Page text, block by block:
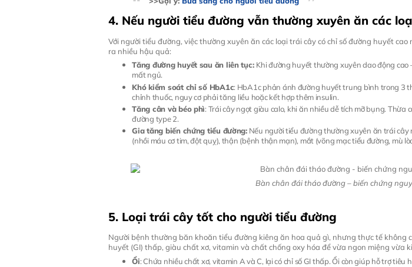
4. Nếu người tiểu đường vẫn thường xuyên ăn các
Với người tiểu đường, việc thường xuyên ăn các loại trái cây có chỉ số đường huyết
ra nhiều hậu quả:
Tăng đường huyết sau ăn liên tục: Khi đường huyết thường xuyên dao động
mất ngủ.
Khó kiểm soát chỉ số HbA1c: HbA1c phản ánh đường huyết trung bình trong 3
chỉnh thuốc, nguy cơ phải tăng liều hoặc kết hợp thêm insulin.
Tăng cân và béo phì: Trái cây ngọt giàu calo, khi ăn nhiều dễ tích mỡ bụng.
đường type 2.
Gia tăng biến chứng tiểu đường:Nếu người tiểu đường thường xuyên ăn trái cây
(nhồi máu cơ tim, đột quỵ), thận (bệnh thận mạn), mắt (võng mạc tiểu đường, mù
Bàn chân đái tháo đường – biến chứng
5. Loại trái cây tốt cho người tiểu đường
Người bệnh thường băn khoăn tiểu đường kiêng ăn hoa quả gì, nhưng thực tế không
huyết (GI) thấp, giàu chất xơ, vitamin và chất chống oxy hóa để vừa ngon miệng vừa
Ổi: Chứa nhiều chất xơ, vitamin A và C, lại có chỉ số GI thấp. Ổi còn giúp hỗ trợ tiêu